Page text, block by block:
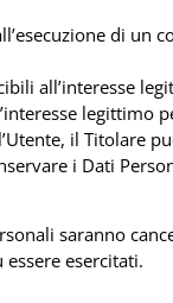
di un
all’interesse
legittimo
il Titolare
i Dati
saranno
esercitati.